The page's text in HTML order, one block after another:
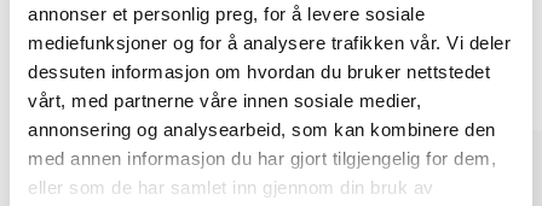
annonser et personlig preg, for å levere sosiale
mediefunksjoner og for å analysere trafikken vår. Vi deler
dessuten informasjon om hvordan du bruker nettstedet
vårt, med partnerne våre innen sosiale medier,
annonsering og analysearbeid, som kan kombinere den
med annen informasjon du har gjort tilgjengelig for dem,
eller som de har samlet inn gjennom din bruk av
Andre kunder har også kjøpt